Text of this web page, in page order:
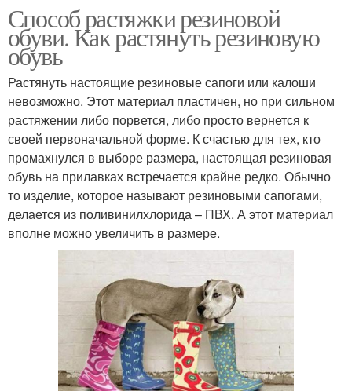
Способ растяжки резиновой
обуви. Как растянуть резиновую
обувь
Растянуть настоящие резиновые сапоги или калоши
невозможно. Этот материал пластичен, но при сильном
растяжении либо порвется, либо просто вернется к
своей первоначальной форме. К счастью для тех, кто
промахнулся в выборе размера, настоящая резиновая
обувь на прилавках встречается крайне редко. Обычно
то изделие, которое называют резиновыми сапогами,
делается из поливинилхлорида – ПВХ. А этот материал
вполне можно увеличить в размере.